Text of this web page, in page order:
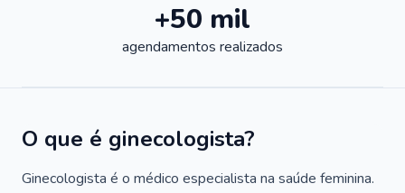
+50 mil
agendamentos realizados
O que é ginecologista?
Ginecologista é o médico especialista na saúde feminina.